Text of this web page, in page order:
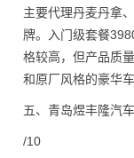
主要代理丹麦丹拿
牌。入门级套餐
格较高，但产品质
和原厂风格的豪华车
五、青岛煜丰隆汽
/10